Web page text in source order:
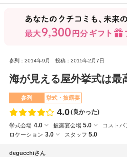
参列：2014年9月 投稿：2015年2月7日
海が見える屋外挙式は最
参列 挙式・披露宴
4.0(良かった)
挙式会場 4.0 披露宴会場 5.0 コストパ
ロケーション 3.0 スタッフ 5.0
degucchiさん